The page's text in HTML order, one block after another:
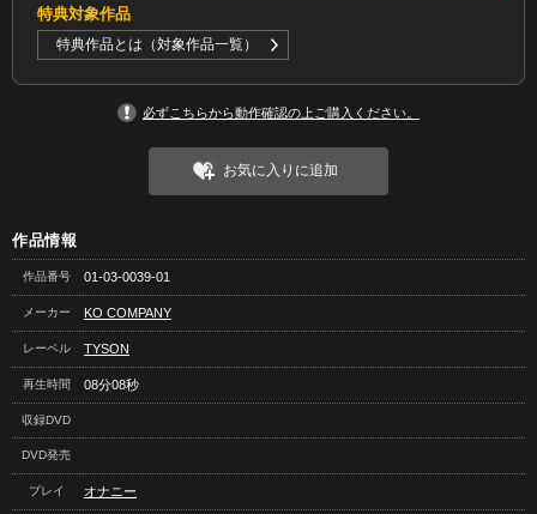
特典対象作品
特典作品とは（対象作品一覧）
必ずこちらから動作確認の上ご購入ください。
お気に入りに追加
作品情報
作品番号 01-03-0039-01
メーカー KO COMPANY
レーベル TYSON
再生時間 08分08秒
収録DVD
DVD発売
プレイ オナニー